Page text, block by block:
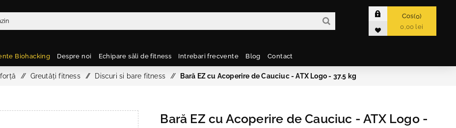
Cos 0
0,00 lei
Biohacking Despre noi Echipare săli de fitness Intrebari frecvente Blog Contact
/ Greutăți fitness / Discuri si bare fitness / Bară EZ cu Acoperire de Cauciuc - ATX Logo - 37.5 kg
Bară EZ cu Acoperire de Cauciuc - ATX Logo -